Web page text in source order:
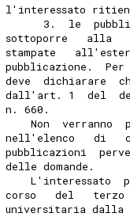
l'interessato
3.  le
sottoporre   alla
stampate
pubblicazione.
deve  dichiarare
dall'art. 1  del
n. 660.
Non  verranno
nell'elenco   di
pubblicazioni
delle domande.
L'interessato
corso   del   terzo
universitaria dalla